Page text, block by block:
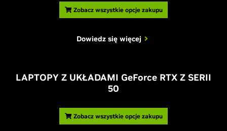
Zobacz wszystkie opcje zakupu
Dowiedz się więcej
LAPTOPY Z UKŁADAMI GeForce RTX Z SERII
50
Zobacz wszystkie opcje zakupu